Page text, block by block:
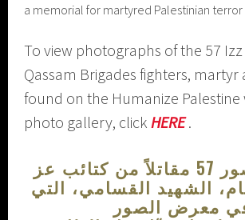
a memorial for martyred Palestinian terror
To view photographs of the 57
Qassam Brigades fighters, martyr
found on the Humanize Palestine
photo gallery, click HERE.
شاهدة صور 57 مقاتلاً من كتائب عز
الشهيد القسامي، التي
معرض الصور